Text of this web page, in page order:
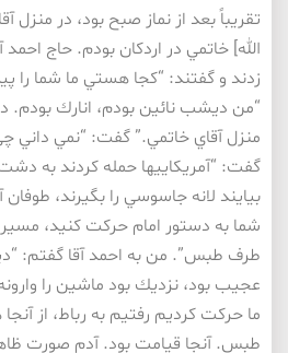
تقريباً بعد از نماز صبح بود، در منزل
الله] خاتمي در اردكان بودم. حاج
زدند و گفتند: “كجا هستي ما شما را
“من ديشب نائين بودم، انارك بودم.
منزل آقاي خاتمي.” گفت: “نمي داني
گفت: “آمريكاييها حمله كردند به
بيايند لانه جاسوسي را بگيرند،
شما به دستور امام حركت كنيد، مسير
طرف طبس”. من به احمد آقا گفتم:
عجيب بود، نزديك بود ماشين را
ما حركت كرديم رفتيم به رباط، از
طبس. آنجا قيامت بود. آدم صورت